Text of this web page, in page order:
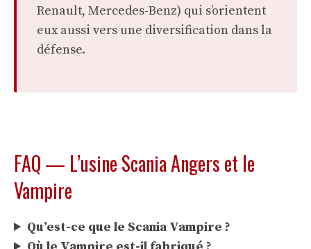
Renault, Mercedes-Benz) qui s’orientent
eux aussi vers une diversification dans la
défense.
FAQ — L’usine Scania Angers et le
Vampire
Qu’est-ce que le Scania Vampire ?